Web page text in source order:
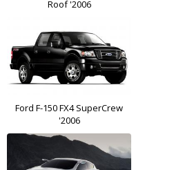
Roof '2006
Ford F-150 FX4 SuperCrew
'2006